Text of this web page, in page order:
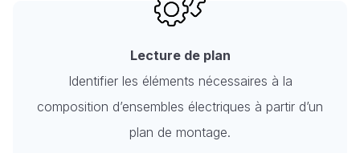
Lecture de plan
Identifier les éléments nécessaires à la
composition d’ensembles électriques à partir d’un
plan de montage.